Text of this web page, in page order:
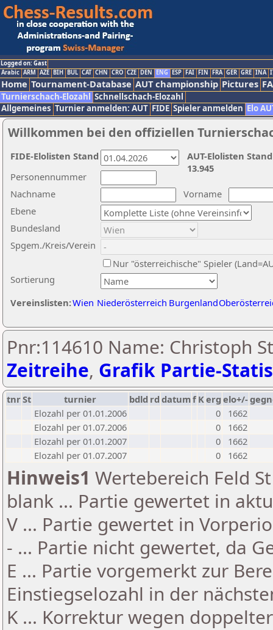
Logged on: Gast
Arabic ARM AZE BIH BUL CAT CHN CRO CZE DEN ENG ESP FAI FIN FRA GER GRE INA
Home Tournament-Database AUT championship Pictures
Turnierschach-Elozahl Schnellschach-Elozahl
Allgemeines Turnier anmelden: AUT FIDE Spieler anmelden Elo
Willkommen bei den offiziellen
Nachname
Vorname
Ebene
Sortierung
Personennummer
Bundesland
Spgem./Kreis/Verein
Nur "österreichische" Spieler
Vereinslisten:Wien Niederösterreich Burgenland
AUT-Elolisten
13.945
FIDE-Elolisten Stand
Pnr:114610 Name: Christoph
Zeitreihe, Grafik Partie-
tnrSt turnier bdld rd datumf Kerg elo+/-
Elozahl per 01.01.2006
0
1662
Elozahl per 01.07.2006
0
1662
Elozahl per 01.01.2007
0
1662
Elozahl per 01.07.2007
0 1662
Hinweis1 Wertebereich Feld
blank ... Partie gewertet in
V ... Partie gewertet in
- ... Partie nicht gewertet, da
E ... Partie vorgemerkt zur
Einstiegselozahl in der
K ... Korrektur wegen